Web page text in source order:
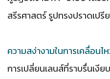
สรีรศาสตร์ รูปทรงปราดเปรี
ความสง่างามในการเคลื่อนไ
การเปลี่ยนเลนส์ที่ราบรื่นเงีย